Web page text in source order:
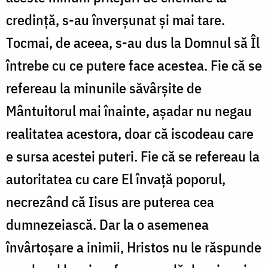
credință, s-au înverșunat și mai tare.
Tocmai, de aceea, s-au dus la Domnul să Îl
întrebe cu ce putere face acestea. Fie că se
refereau la minunile săvârșite de
Mântuitorul mai înainte, așadar nu negau
realitatea acestora, doar că iscodeau care
e sursa acestei puteri. Fie că se refereau la
autoritatea cu care El învață poporul,
necrezând că Iisus are puterea cea
dumnezeiască. Dar la o asemenea
învârtoșare a inimii, Hristos nu le răspunde